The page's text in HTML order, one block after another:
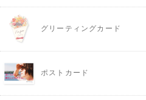
グリーティングカード
ポストカード